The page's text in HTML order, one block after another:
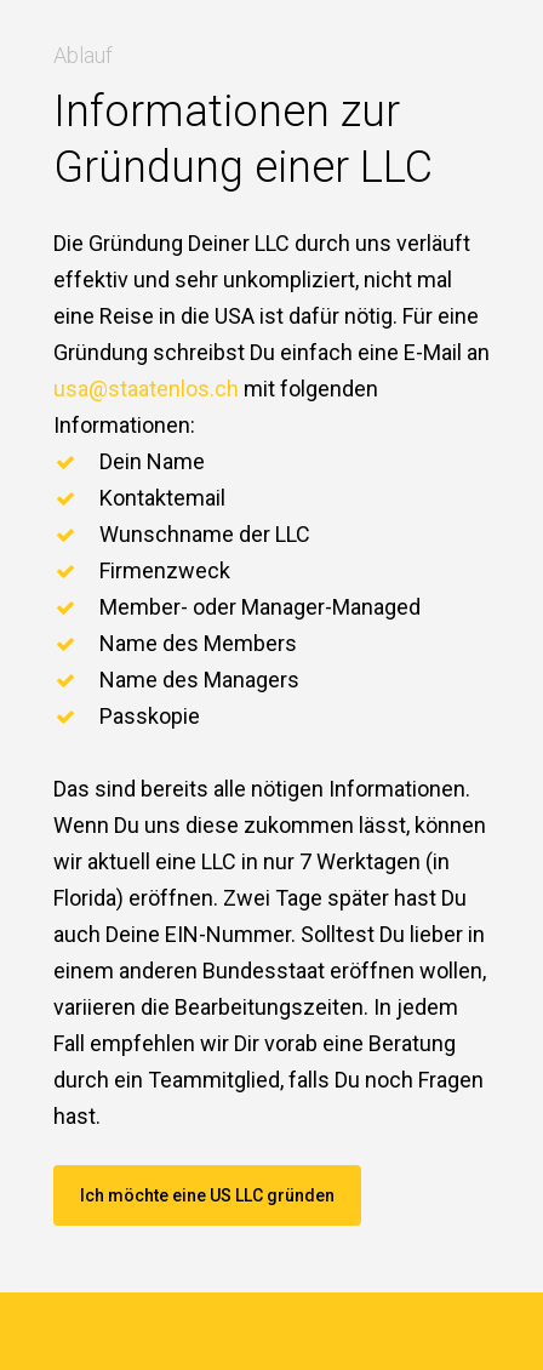
Ablauf
Informationen zur
Gründung einer LLC
Die Gründung Deiner LLC durch uns verläuft
effektiv und sehr unkompliziert, nicht mal
eine Reise in die USA ist dafür nötig. Für eine
Gründung schreibst Du einfach eine E-Mail an
usa@staatenlos.ch mit folgenden
Informationen:
Dein Name
Kontaktemail
Wunschname der LLC
Firmenzweck
Member- oder Manager-Managed
Name des Members
Name des Managers
Passkopie
Das sind bereits alle nötigen Informationen.
Wenn Du uns diese zukommen lässt, können
wir aktuell eine LLC in nur 7 Werktagen (in
Florida) eröffnen. Zwei Tage später hast Du
auch Deine EIN-Nummer. Solltest Du lieber in
einem anderen Bundesstaat eröffnen wollen,
variieren die Bearbeitungszeiten. In jedem
Fall empfehlen wir Dir vorab eine Beratung
durch ein Teammitglied, falls Du noch Fragen
hast.
Ich möchte eine US LLC gründen